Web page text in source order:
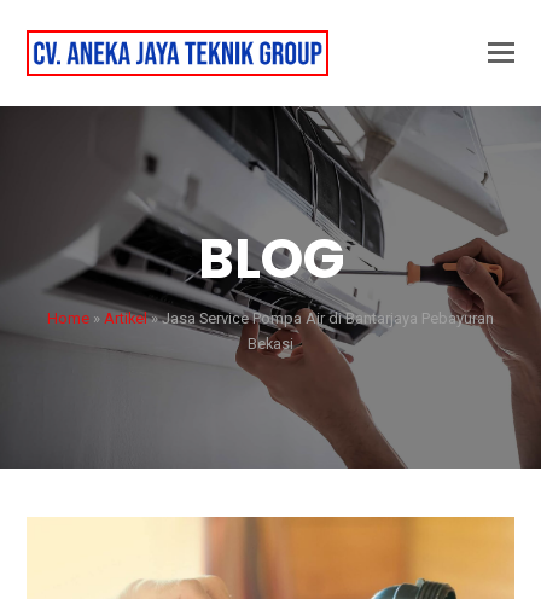
BLOG
Home » Artikel»Jasa Service Pompa Air di Bantarjaya Pebayuran
Bekasi